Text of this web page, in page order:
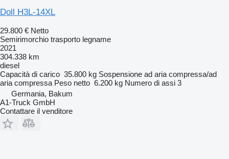
Doll H3L-14XL
29.800 € Netto
Semirimorchio trasporto legname
2021
304.338 km
diesel
Capacità di carico 35.800 kg Sospensione ad aria compressa/ad
aria compressa Peso netto 6.200 kg Numero di assi 3
Germania, Bakum
A1-Truck GmbH
Contattare il venditore